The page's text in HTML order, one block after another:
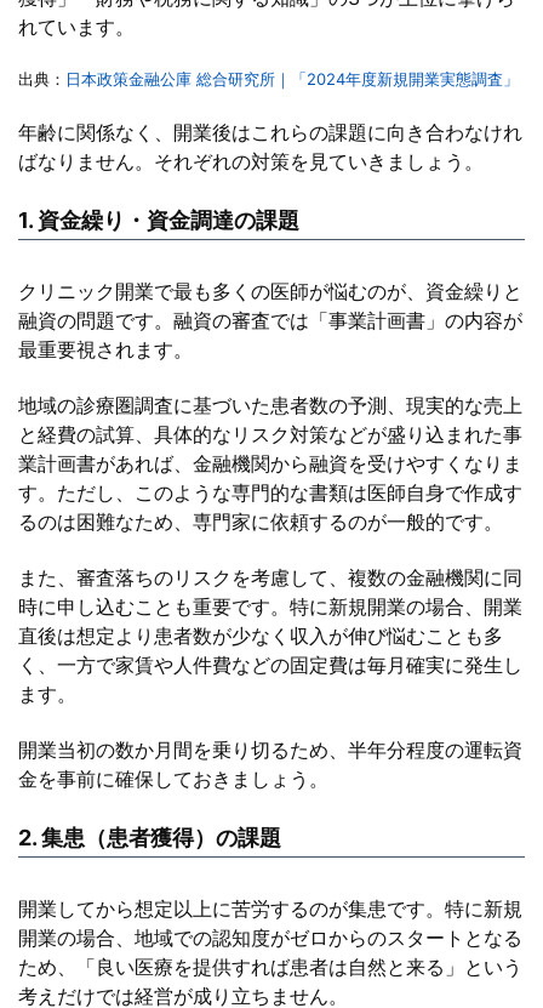
れています。
出典： 日本政策金融公庫 総合研究所｜「2024年度新規開業実態調査」
年齢に関係なく、開業後はこれらの課題に向き合わなけれ
ばなりません。それぞれの対策を見ていきましょう。
1. 資金繰り・資金調達の課題
クリニック開業で最も多くの医師が悩むのが、資金繰りと
融資の問題です。融資の審査では「事業計画書」の内容が
最重要視されます。
地域の診療圏調査に基づいた患者数の予測、現実的な売上
と経費の試算、具体的なリスク対策などが盛り込まれた事
業計画書があれば、金融機関から融資を受けやすくなりま
す。ただし、このような専門的な書類は医師自身で作成す
るのは困難なため、専門家に依頼するのが一般的です。
また、審査落ちのリスクを考慮して、複数の金融機関に同
時に申し込むことも重要です。特に新規開業の場合、開業
直後は想定より患者数が少なく収入が伸び悩むことも多
く、一方で家賃や人件費などの固定費は毎月確実に発生し
ます。
開業当初の数か月間を乗り切るため、半年分程度の運転資
金を事前に確保しておきましょう。
2. 集患（患者獲得）の課題
開業してから想定以上に苦労するのが集患です。特に新規
開業の場合、地域での認知度がゼロからのスタートとなる
ため、「良い医療を提供すれば患者は自然と来る」という
考えだけでは経営が成り立ちません。